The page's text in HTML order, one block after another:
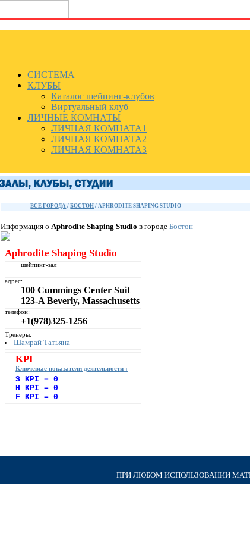
СИСТЕМА
КЛУБЫ
Каталог шейпинг-клубов
Виртуальный клуб
ЛИЧНЫЕ КОМНАТЫ
ЛИЧНАЯ КОМНАТА1
ЛИЧНАЯ КОМНАТА2
ЛИЧНАЯ КОМНАТА3
ВСЕ ГОРОДА /БОСТОН / APHRODITE SHAPING STUDIO
Информация о Aphrodite Shaping Studio в городе Бостон
Aphrodite Shaping Studio
шейпинг-зал
адрес:
100 Cummings Center Suit
123-A Beverly, Massachusetts
телефон:
+1(978)325-1256
Тренеры:
Шамрай Татьяна
KPI
Ключевые показатели деятельности :
S_KPI = 0
H_KPI = 0
F_KPI = 0
ПРИ ЛЮБОМ ИСПОЛЬЗОВАНИИ